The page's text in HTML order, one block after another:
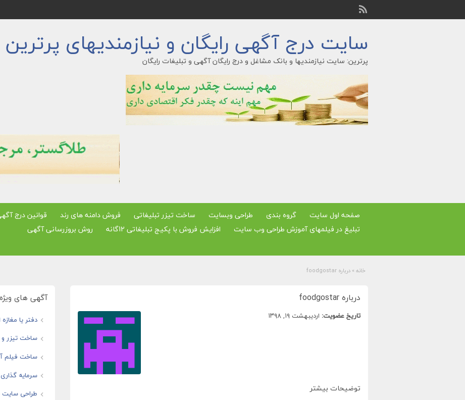
سایت درج آگهی رایگان و نیازمندیهای پرترین
پرترین: سایت نیازمندیها و بانک مشاغل و درج رایگان آگهی و تبلیغات رایگان
صفحه اول سایت گروه بندی طراحی وبسایت ساخت تیزر تبلیغاتی فروش دامنه های رند
قوانین درج
تبلیغ در فیلمهای آموزش طراحی وب سایت
افزایش فروش با پکیج تبلیغاتی 12گانه روش بروزرسانی آگهی
خانه » درباره foodgostar
درباره foodgostar
تاریخ عضویت: اردیبهشت ۱۹, ۱۳۹۸
توضیحات بیشتر
آگهی های ویژه
دفتر یا
ساخت تیزر و
ساخت فیلم
سرمایه
طراحی سایت